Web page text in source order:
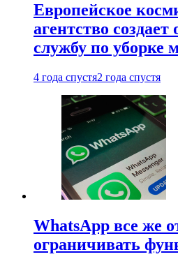
Европейское
агентство
службу по уборке
4 года спустя2 года спустя
WhatsApp все же
ограничивать